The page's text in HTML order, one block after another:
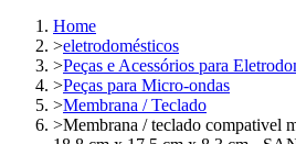
Home
>eletrodomésticos
>Peças e Acessórios para
>Peças para Micro-ondas
>Membrana / Teclado
>Membrana / teclado compativel